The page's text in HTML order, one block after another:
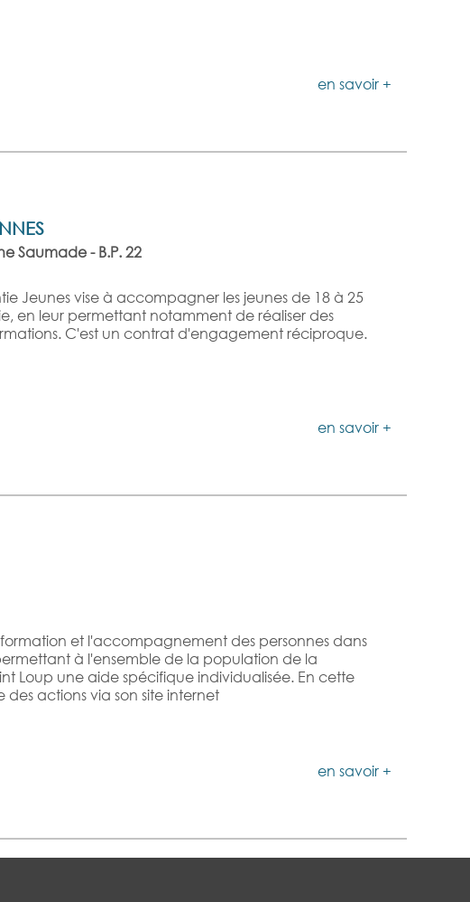
en savoir +
Saumade - B.P. 22
Jeunes vise à accompagner les jeunes de 18 à 25
en leur permettant notamment de réaliser des
C'est un contrat d'engagement réciproque.
en savoir +
et l'accompagnement des personnes dans
à l'ensemble de la population de la
Loup une aide spécifique individualisée. En cette
des actions via son site internet
en savoir +